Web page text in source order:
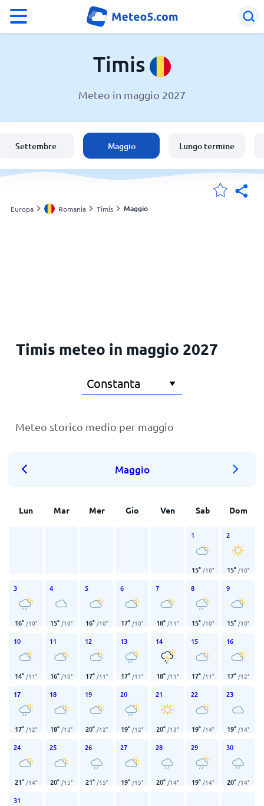
Italia
Svizzera
Timis
Meteo in maggio 2027
Settembre Maggio Lungo termine
Europa Romania Timis Maggio
Timis meteo in maggio 2027
Meteo storico medio per maggio
Maggio
Lun Mar Mer Gio Ven Sab Dom
1
15° /10°
2
15° /10°
3
16° /10°
4
15° /10°
5
16° /10°
6
17° /10°
7
18° /11°
8
15° /10°
9
15° /10°
10
14° /11°
11
16° /10°
12
17° /11°
13
17° /11°
14
18° /11°
15
17° /11°
16
17° /12°
17
17° /12°
18
18° /12°
19
20° /12°
20
19° /12°
21
20° /13°
22
19° /14°
23
19° /14°
24
21° /14°
25
20° /15°
26
21° /15°
27
19° /15°
28
20° /14°
29
19° /14°
30
20° /14°
31